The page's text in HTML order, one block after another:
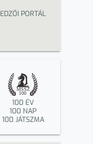
EDZŐI PORTÁL
100 ÉV
100 NAP
100 JÁTSZMA